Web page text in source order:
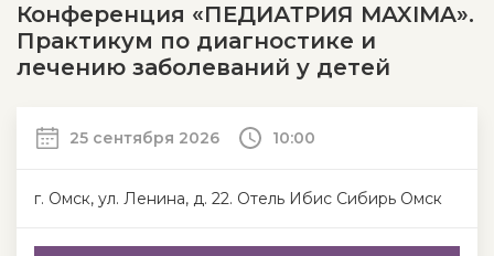
Конференция «ПЕДИАТРИЯ MAXIMA».
Практикум по диагностике и
лечению заболеваний у детей
25 сентября 2026 10:00
г. Омск, ул. Ленина, д. 22. Отель Ибис Сибирь Омск